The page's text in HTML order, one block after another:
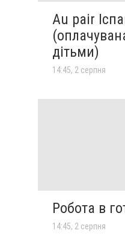
Au pair
дітьми)
14:45, 2 серпня
Робота в
14:45, 2 серпня